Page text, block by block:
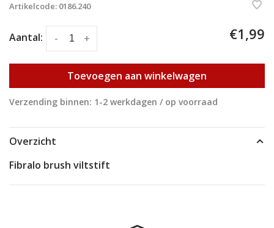
Artikelcode: 0186.240
Aantal: +
- €1,99
Toevoegen aan winkelwagen
Verzending binnen: 1-2 werkdagen / op voorraad
Overzicht
Fibralo brush viltstift